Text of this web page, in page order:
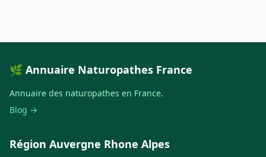
🌿 Annuaire Naturopathes France
Annuaire des naturopathes en France.
Blog →
Région Auvergne Rhone Alpes